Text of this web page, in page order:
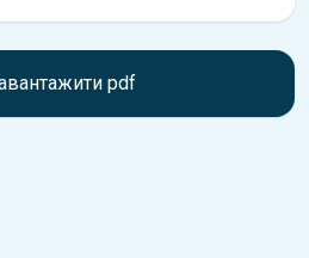
з характеристиками
книзі. Можливі розбіжності,
pdf